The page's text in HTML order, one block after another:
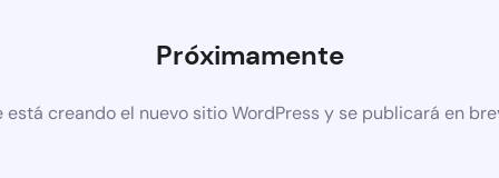
Próximamente
está creando el nuevo sitio WordPress y se publicará en